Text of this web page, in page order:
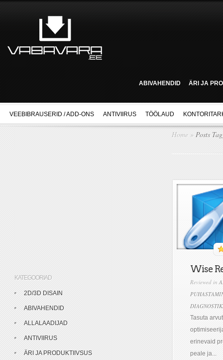
ABIVAHENDID ÄRI JA
VEEBIBRAUSERID / ADD-ONS ANTIVIIRUS TÖÖLAUD
Home » Posts
Wise
Reviewed in
Tasuta
erinevaid
peale ja...
KATEGOORIAD
2D/3D DISAIN
ABIVAHENDID
ALLALAADIJAD
ANTIVIIRUS
ÄRI JA PRODUKTIIVSUS